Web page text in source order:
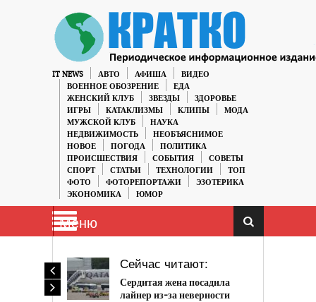
IT NEWS АВТО АФИША
ВИДЕО
ВОЕННОЕ ОБОЗРЕНИЕ
ЕДА
ЖЕНСКИЙ КЛУБ
ЗВЕЗДЫ
ЗДОРОВЬЕ
ИГРЫ
КАТАКЛИЗМЫ КЛИПЫ
МОДА
МУЖСКОЙ КЛУБ
НАУКА
НЕДВИЖИМОСТЬ
НЕОБЪЯСНИМОЕ
НОВОЕ
ПОГОДА
ПОЛИТИКА
ПРОИСШЕСТВИЯ
СОБЫТИЯ
СОВЕТЫ
СПОРТ
СТАТЬИ ТЕХНОЛОГИИ
ТОП
ФОТО
ФОТОРЕПОРТАЖИ
ЭЗОТЕРИКА
ЭКОНОМИКА
ЮМОР
Меню
Сейчас читают:
Сердитая жена посадила
лайнер из-за неверности